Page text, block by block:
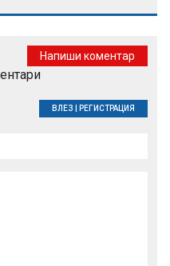
Напиши коментар
ВЛЕЗ РЕГИСТРАЦИЯ